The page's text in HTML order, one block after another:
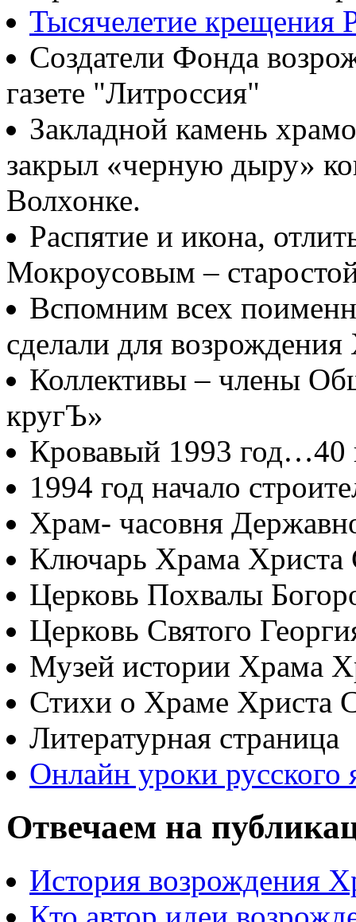
Тысячелетие крещения
Создатели Фонда
газете "Литроссия"
Закладной камень
закрыл «черную дыру»
Волхонке.
Распятие и икона,
Мокроусовым –
Вспомним всех
сделали для
Коллективы – члены
кругЪ»
Кровавый 1993
1994 год начало
Храм- часовня
Ключарь Храма Христа
Церковь Похвалы
Церковь Святого
Музей истории Храма
Стихи о Храме Христа
Литературная страница
Онлайн уроки русского
Отвечаем на
История возрождения